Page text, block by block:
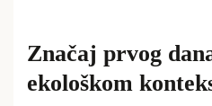
Značaj prvog
ekološkom